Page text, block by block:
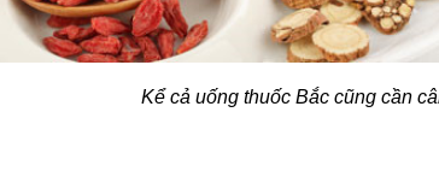
Kể cả uống thuốc Bắc cũng cần